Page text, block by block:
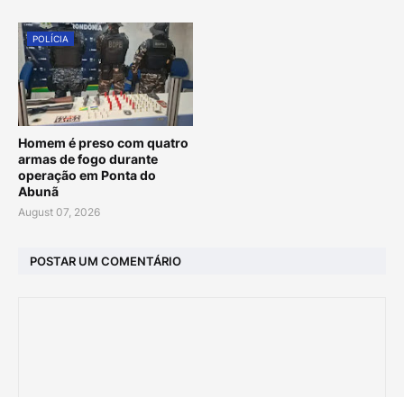
POLÍCIA
Homem é preso com quatro
armas de fogo durante
operação em Ponta do
Abunã
August 07, 2026
POSTAR UM COMENTÁRIO